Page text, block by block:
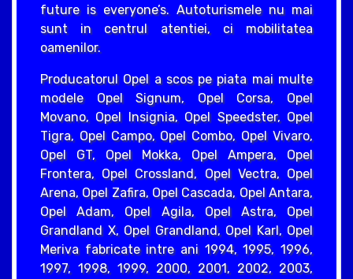
future is everyone’s. Autoturismele nu mai
sunt in centrul atentiei, ci mobilitatea
oamenilor.
Producatorul Opel a scos pe piata mai multe
modele Opel Signum, Opel Corsa, Opel
Movano, Opel Insignia, Opel Speedster, Opel
Tigra, Opel Campo, Opel Combo, Opel Vivaro,
Opel GT, Opel Mokka, Opel Ampera, Opel
Frontera, Opel Crossland, Opel Vectra, Opel
Arena, Opel Zafira, Opel Cascada, Opel Antara,
Opel Adam, Opel Agila, Opel Astra, Opel
Grandland X, Opel Grandland, Opel Karl, Opel
Meriva fabricate intre ani 1994, 1995, 1996,
1997, 1998, 1999, 2000, 2001, 2002, 2003,